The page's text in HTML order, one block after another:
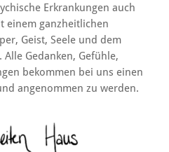
Erkrankungen auch
einem ganzheitlichen
Geist, Seele und dem
Gedanken, Gefühle,
bekommen bei uns einen
angenommen zu werden.